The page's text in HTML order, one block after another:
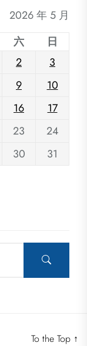
2026 年 5 月
六
日
2
3
9
10
16
17
23
24
30
31
To the Top ↑